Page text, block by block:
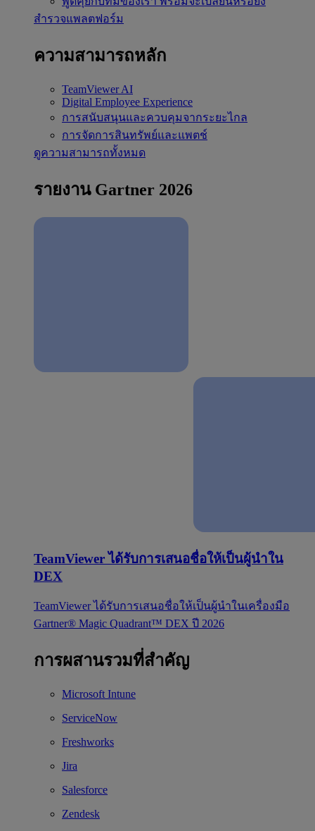
สำรวจแพลตฟอร์ม
ความสามารถหลัก
TeamViewer AI
Digital Employee Experience
การสนับสนุนและควบคุมจากระยะไกล
การจัดการสินทรัพย์และแพตช์
ดูความสามารถทั้งหมด
รายงาน Gartner 2026
TeamViewer ได้รับการเสนอชื่อให้เป็นผู้นำใน
DEX
TeamViewer ได้รับการเสนอชื่อให้เป็นผู้นำในเครื่องมือ
Gartner® Magic Quadrant™ DEX ปี 2026
การผสานรวมที่สำคัญ
Microsoft Intune
ServiceNow
Freshworks
Jira
Salesforce
Zendesk